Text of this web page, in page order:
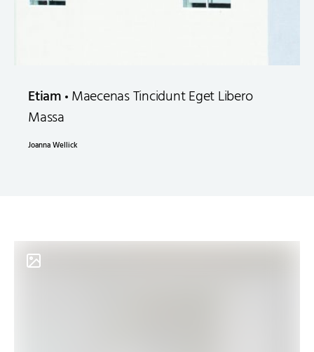
Etiam Maecenas Tincidunt Eget Libero
Massa
Joanna Wellick